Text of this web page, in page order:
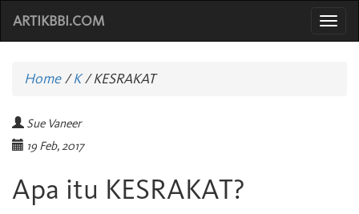
ARTIKBBI.COM
Home/K /KESRAKAT
Sue Vaneer
19 Feb, 2017
Apa itu KESRAKAT?